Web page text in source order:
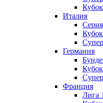
Италия
Германия
Франция
Лига 1